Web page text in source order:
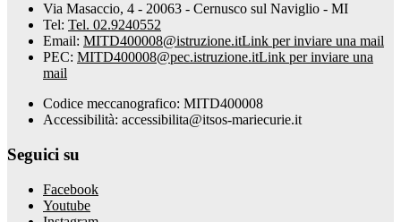
Via Masaccio, 4 - 20063 - Cernusco sul Naviglio - MI
Tel: Tel. 02.9240552
Email: MITD400008@istruzione.itLink per inviare una mail
PEC: MITD400008@pec.istruzione.itLink per inviare una
mail
Codice meccanografico: MITD400008
Accessibilità: accessibilita@itsos-mariecurie.it
Seguici su
Facebook
Youtube